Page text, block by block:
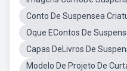
Conto De Suspensea
Oque EContos De
Capas DeLivros De
Modelo De Projeto De